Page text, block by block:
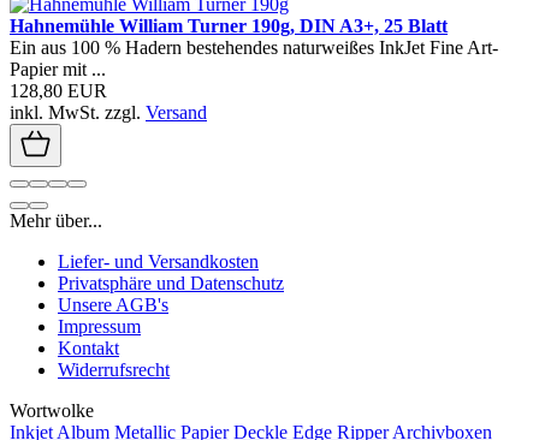
Hahnemühle William Turner 190g, DIN A3+, 25 Blatt
Ein aus 100 % Hadern bestehendes naturweißes InkJet Fine Art-
Papier mit ...
128,80 EUR
inkl. MwSt. zzgl. Versand
Mehr über...
Liefer- und Versandkosten
Privatsphäre und Datenschutz
Unsere AGB's
Impressum
Kontakt
Widerrufsrecht
Wortwolke
Inkjet Album Metallic Papier Deckle Edge Ripper Archivboxen